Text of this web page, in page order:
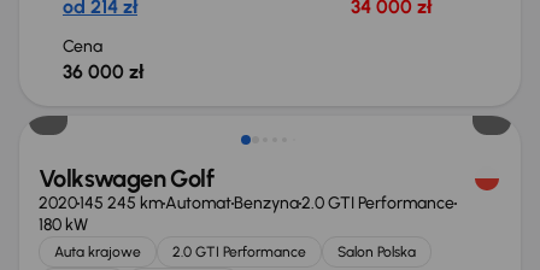
od 214 zł 34 000 zł
Cena
36 000 zł
Taniej o 2 000 zł
Volkswagen Golf
2020145 245 kmAutomatBenzyna2.0 GTI Performance
180 kW
Auta krajowe 2.0 GTI Performance
Salon Polska